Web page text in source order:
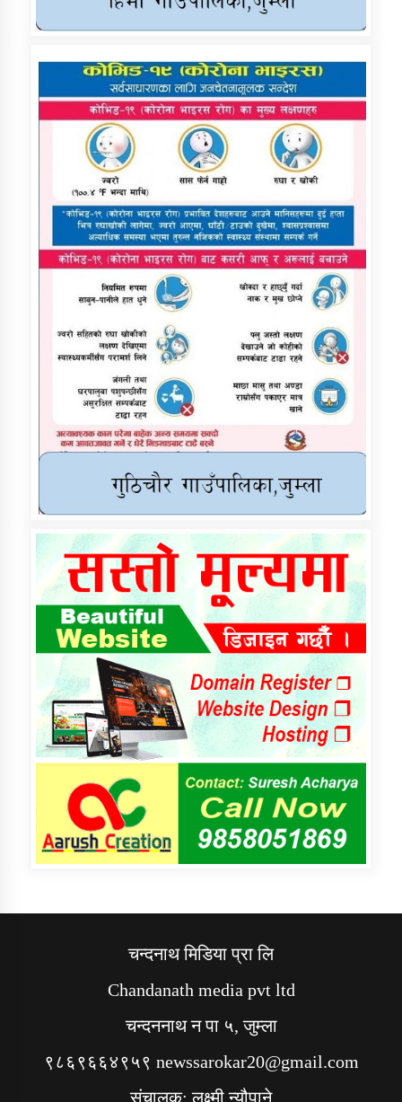
चन्दनाथ मिडिया प्रा लि
Chandanath media pvt ltd
चन्दननाथ न पा ५, जुम्ला
९८६९६६४९५९ newssarokar20@gmail.com
संचालक: लक्ष्मी न्यौपाने